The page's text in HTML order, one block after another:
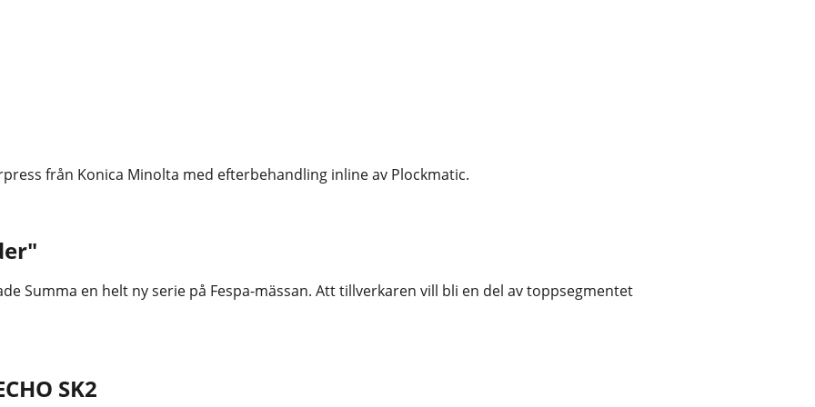
från Konica Minolta med efterbehandling inline av Plockmatic.
Summa en helt ny serie på Fespa-mässan. Att tillverkaren vill bli en del av toppsegmentet
SK2